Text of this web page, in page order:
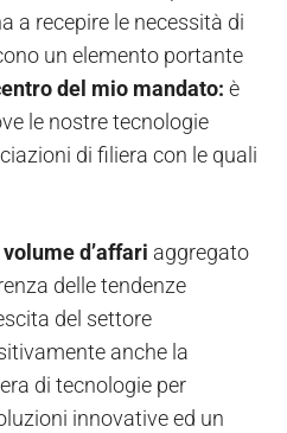
a recepire le necessità di
un elemento portante
del mio mandato: è
le nostre tecnologie
di filiera con le quali
d’affari aggregato
delle tendenze
del settore
anche la
di tecnologie per
innovative ed un